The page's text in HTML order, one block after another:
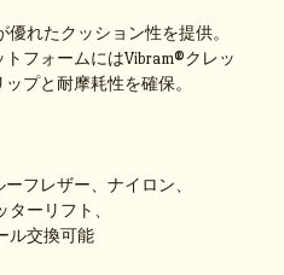
れたクッション性を提供。
フォームにはVibram®クレッ
プと耐摩耗性を確保。
フレザー、ナイロン、
ターリフト、
ル交換可能